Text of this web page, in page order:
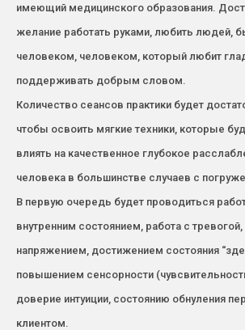
имеющий медицинского образования.
желание работать руками, любить людей,
человеком, человеком, который любит
поддерживать добрым словом.
Количество сеансов практики будет
чтобы освоить мягкие техники, которые
влиять на качественное глубокое
человека в большинстве случаев с
В первую очередь будет проводиться
внутренним состоянием, работа с
напряжением, достижением состояния
повышением сенсорности
доверие интуиции, состоянию обнуления
клиентом.